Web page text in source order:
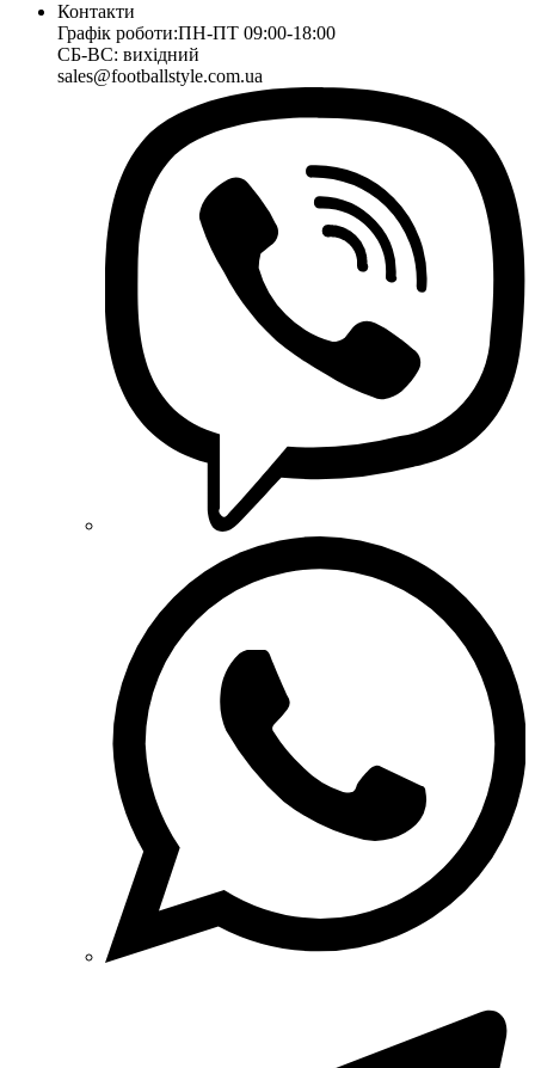
Контакти
Графік роботи:ПН-ПТ 09:00-18:00
СБ-ВС: вихідний
sales@footballstyle.com.ua